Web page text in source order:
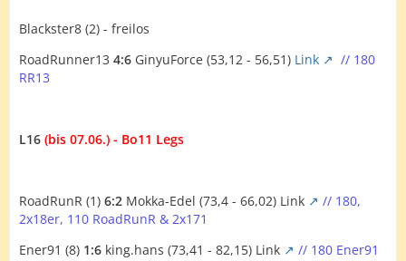
Blackster8 (2) - freilos
RoadRunner13 4:6 GinyuForce (53,12 - 56,51) Link
// 180
RR13
L16 (bis 07.06.) - Bo11 Legs
RoadRunR (1) 6:2 Mokka-Edel (73,4 - 66,02) Link
// 180,
2x18er, 110 RoadRunR & 2x171
Ener91 (8) 1:6 king.hans (73,41 - 82,15) Link
// 180 Ener91